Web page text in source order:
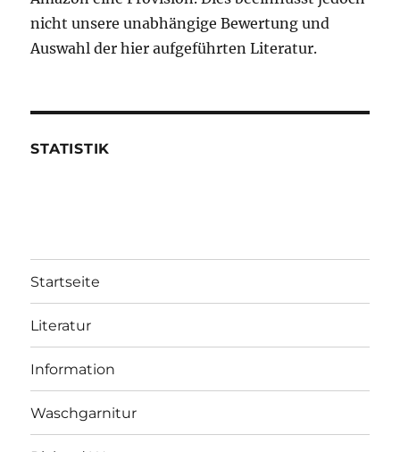
nicht unsere unabhängige Bewertung und
Auswahl der hier aufgeführten Literatur.
STATISTIK
Startseite
Literatur
Information
Waschgarnitur